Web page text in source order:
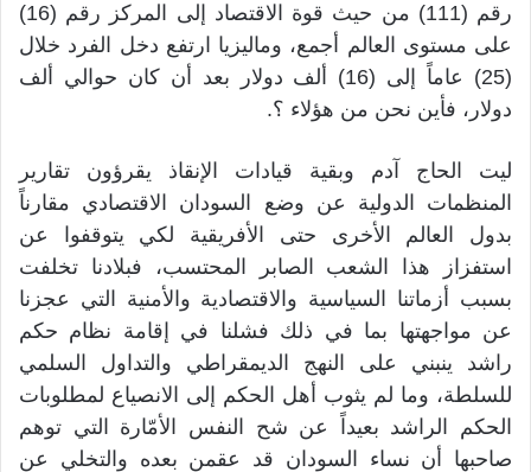
رقم (111) من حيث قوة الاقتصاد إلى المركز رقم (16)
على مستوى العالم أجمع، وماليزيا ارتفع دخل الفرد خلال
(25) عاماً إلى (16) ألف دولار بعد أن كان حوالي ألف
دولار، فأين نحن من هؤلاء ؟.
ليت الحاج آدم وبقية قيادات الإنقاذ يقرؤون تقارير
المنظمات الدولية عن وضع السودان الاقتصادي مقارناً
بدول العالم الأخرى حتى الأفريقية لكي يتوقفوا عن
استفزاز هذا الشعب الصابر المحتسب، فبلادنا تخلفت
بسبب أزماتنا السياسية والاقتصادية والأمنية التي عجزنا
عن مواجهتها بما في ذلك فشلنا في إقامة نظام حكم
راشد ينبني على النهج الديمقراطي والتداول السلمي
للسلطة، وما لم يثوب أهل الحكم إلى الانصياع لمطلوبات
الحكم الراشد بعيداً عن شح النفس الأمّارة التي توهم
صاحبها أن نساء السودان قد عقمن بعده والتخلي عن